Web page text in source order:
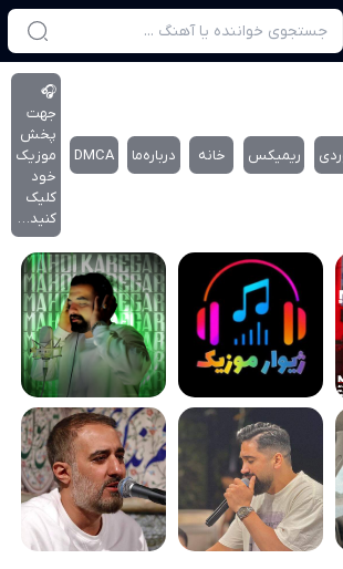
ریمیکس خانه درباره‌‌ما DMCA
🎧
جهت
پخش
موزیک
خود
کلیک
کنید…